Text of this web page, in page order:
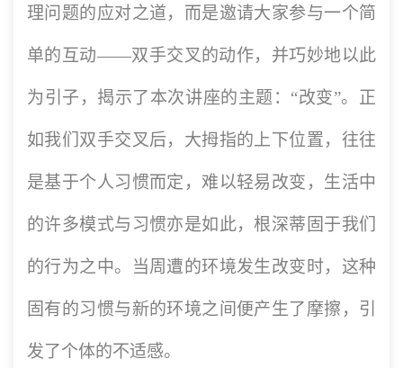
理问题的应对之道，而是邀请大家参与一个简
单的互动——双手交叉的动作，并巧妙地以此
为引子，揭示了本次讲座的主题：“改变”。正
如我们双手交叉后，大拇指的上下位置，往往
是基于个人习惯而定，难以轻易改变，生活中
的许多模式与习惯亦是如此，根深蒂固于我们
的行为之中。当周遭的环境发生改变时，这种
固有的习惯与新的环境之间便产生了摩擦，引
发了个体的不适感。